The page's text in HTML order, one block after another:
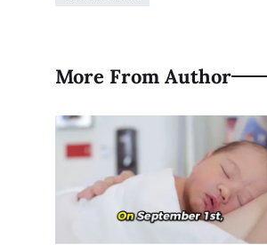
More From Author